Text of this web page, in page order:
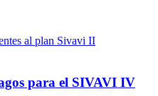
para el SIVAVI IV